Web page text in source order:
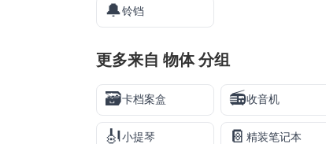
🔔铃铛
更多来自 物体分组
🗃️卡档案盒 📻收音机
🎻小提琴 📔精装笔记本